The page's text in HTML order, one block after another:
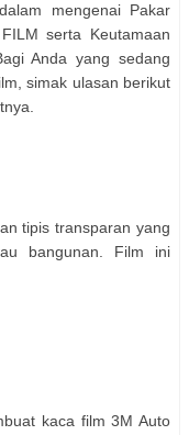
mengenai Pakar
serta Keutamaan
Anda yang sedang
simak ulasan berikut
tipis transparan yang
bangunan. Film ini
kaca film 3M Auto